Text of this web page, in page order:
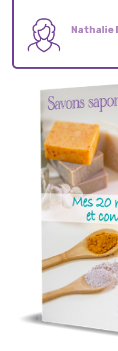
Nathalie
Voir les conditions